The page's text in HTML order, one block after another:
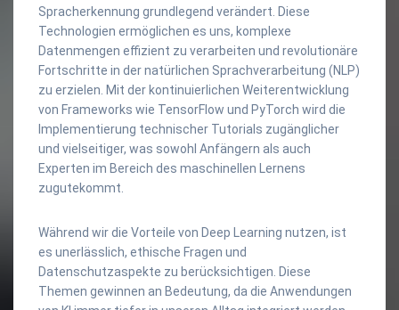
Spracherkennung grundlegend verändert. Diese
Technologien ermöglichen es uns, komplexe
Datenmengen effizient zu verarbeiten und revolutionäre
Fortschritte in der natürlichen Sprachverarbeitung (NLP)
zu erzielen. Mit der kontinuierlichen Weiterentwicklung
von Frameworks wie TensorFlow und PyTorch wird die
Implementierung technischer Tutorials zugänglicher
und vielseitiger, was sowohl Anfängern als auch
Experten im Bereich des maschinellen Lernens
zugutekommt.
Während wir die Vorteile von Deep Learning nutzen, ist
es unerlässlich, ethische Fragen und
Datenschutzaspekte zu berücksichtigen. Diese
Themen gewinnen an Bedeutung, da die Anwendungen